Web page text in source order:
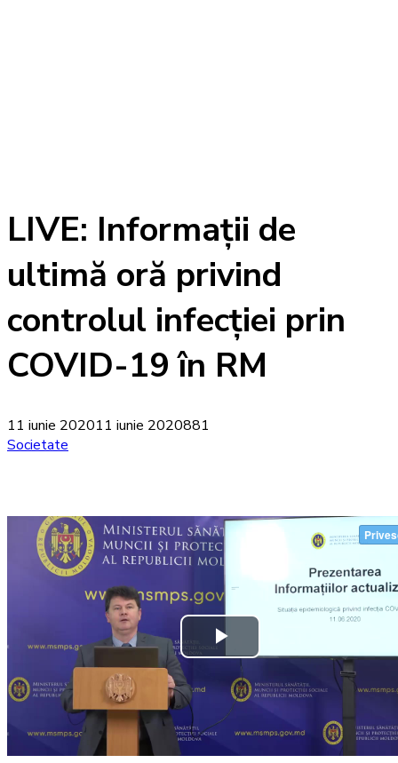
LIVE: Informații de
ultimă oră privind
controlul infecției prin
COVID-19 în RM
11 iunie 202011 iunie 2020881
Societate